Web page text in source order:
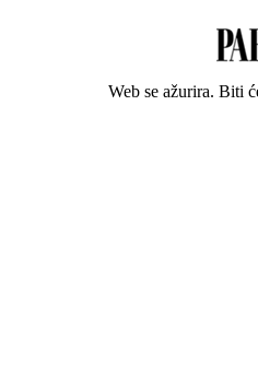
Web se ažurira. Biti